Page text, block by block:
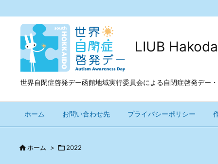
LIUB
世界自閉症啓発デー函館地域実行委員会による自閉症啓発デー
ホーム お問い合わせ先 プライバシーポリシー
ホーム > 2022